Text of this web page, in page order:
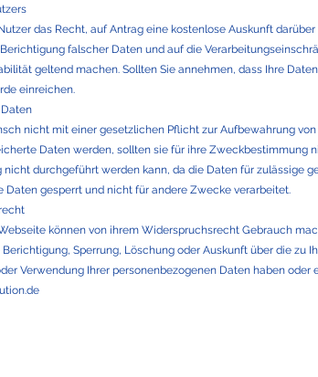
das Recht, auf Antrag eine kostenlose Auskunft
falscher Daten und auf die
geltend machen. Sollten Sie annehmen, dass Ihre
einreichen.
nicht mit einer gesetzlichen Pflicht zur Aufbewahrung
Daten werden, sollten sie für ihre Zweckbestimmung
nicht durchgeführt werden kann, da die Daten für zulässige
Daten gesperrt und nicht für andere Zwecke verarbeitet.
können von ihrem Widerspruchsrecht Gebrauch
Sperrung, Löschung oder Auskunft über die zu
Verwendung Ihrer personenbezogenen Daten haben